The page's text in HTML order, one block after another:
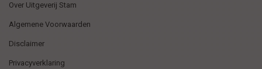
Over Uitgeverij Stam
Algemene Voorwaarden
Disclaimer
Privacyverklaring